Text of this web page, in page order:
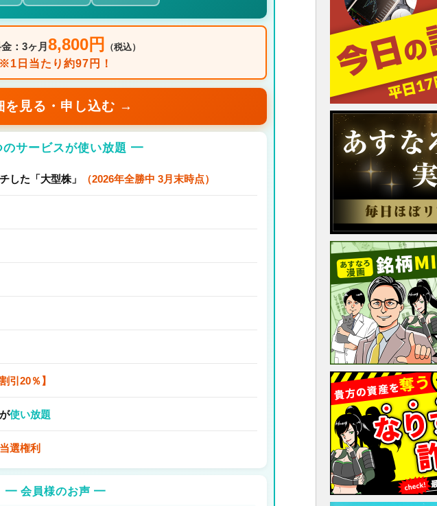
：3ヶ月 8,800円 （税込）
※1日当たり約97円！
を見る・申し込む →
サービスが使い放題 ━
した「大型株」 （2026年全勝中 3月末時点）
引20％】
使い放題
選権利
━ 会員様のお声 ━